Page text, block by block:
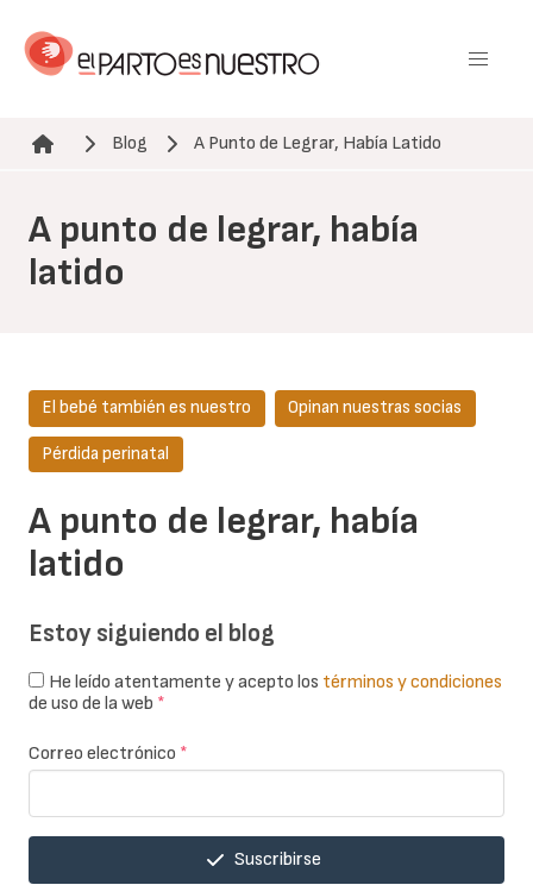
contenido
Ruta de navegación
Blog A Punto de Legrar, Había Latido
A punto de legrar, había
latido
A punto de legrar, había
latido
El bebé también es nuestro Opinan nuestras socias
Pérdida perinatal
Estoy siguiendo el blog
He leído atentamente y acepto los términos y condiciones
de uso de la web *
Correo electrónico *
Suscribirse